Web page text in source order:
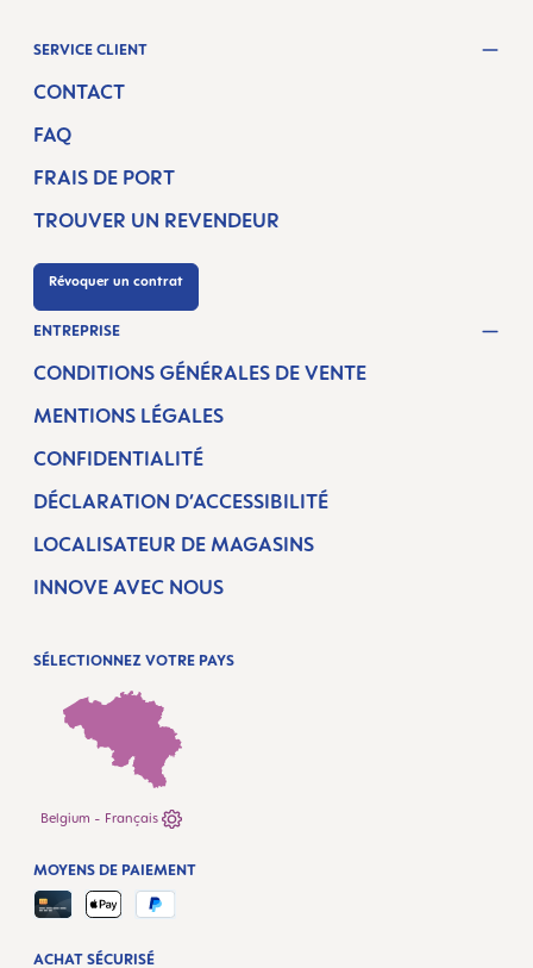
SERVICE CLIENT
CONTACT
FAQ
FRAIS DE PORT
TROUVER UN REVENDEUR
Révoquer un contrat
ENTREPRISE
CONDITIONS GÉNÉRALES DE VENTE
MENTIONS LÉGALES
CONFIDENTIALITÉ
DÉCLARATION D’ACCESSIBILITÉ
LOCALISATEUR DE MAGASINS
INNOVE AVEC NOUS
SÉLECTIONNEZ VOTRE PAYS
Belgium - Français
ACHAT SÉCURISÉ
MOYENS DE PAIEMENT